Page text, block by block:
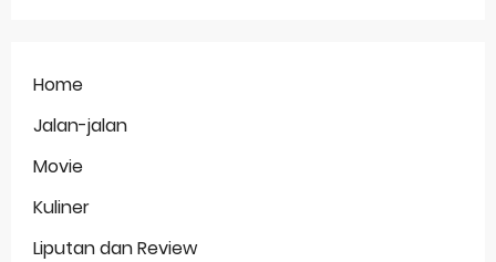
Home
Jalan-jalan
Movie
Kuliner
Liputan dan Review